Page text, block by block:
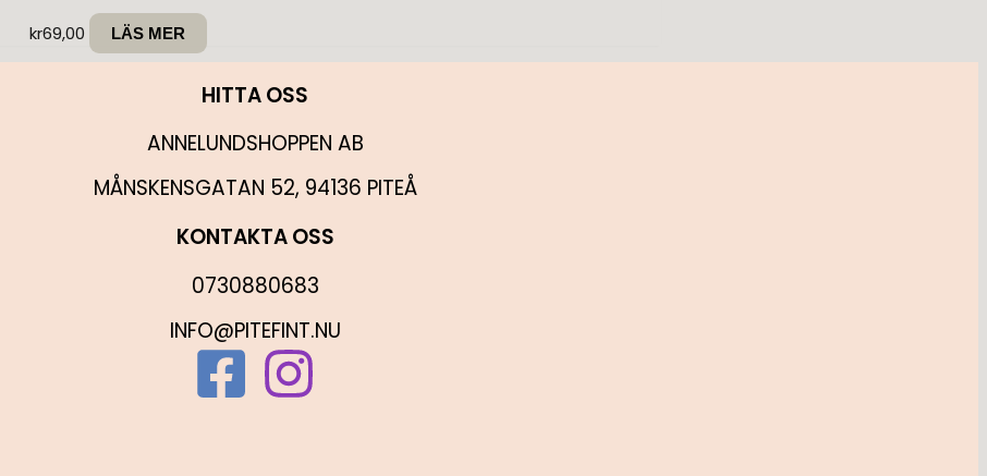
kr69,00 LÄS MER
HITTA OSS
ANNELUNDSHOPPEN AB
MÅNSKENSGATAN 52, 94136 PITEÅ
KONTAKTA OSS
0730880683
INFO@PITEFINT.NU